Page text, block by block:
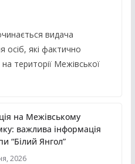
видача
осіб, які фактично
території Межівської
на Межівському
важлива інформація
“Білий Янгол”
2026